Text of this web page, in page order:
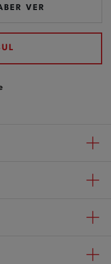
VER